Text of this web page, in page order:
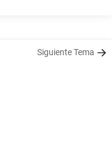
Siguiente Tema